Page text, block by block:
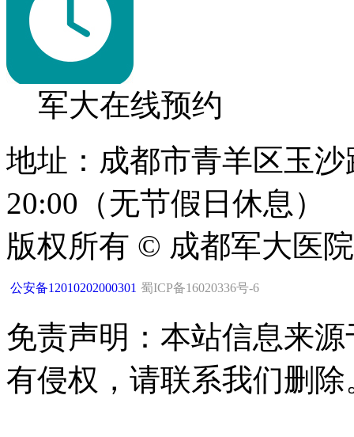
军大在线预约
地址：成都市青羊区玉
20:00（无节假日休息）
版权所有 © 成都军大医
公安备12010202000301 蜀ICP备16020336号-6
免责声明：本站信息来
有侵权，请联系我们删除